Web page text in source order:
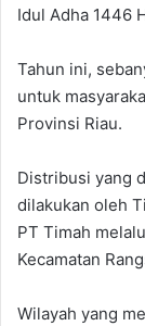
Idul Adha 1446
Tahun ini,
untuk
Provinsi Riau.
Distribusi yang
dilakukan oleh
PT Timah
Kecamatan
Wilayah yang